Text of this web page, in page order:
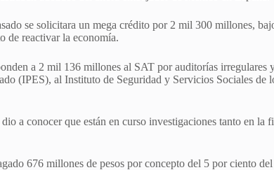
se solicitara un mega crédito por 2 mil 300 millones,
de reactivar la economía.
a 2 mil 136 millones al SAT por auditorías irregulares
(IPES), al Instituto de Seguridad y Servicios Sociales de
a conocer que están en curso investigaciones tanto en la
676 millones de pesos por concepto del 5 por ciento